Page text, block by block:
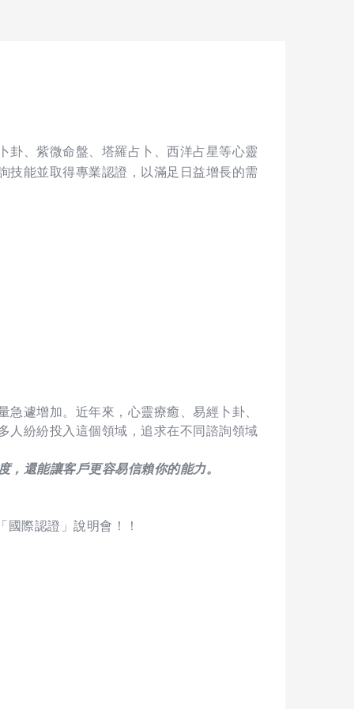
卦、紫微命盤、塔羅占卜、西洋占星等心靈
技能並取得專業認證，以滿足日益增長的需
遽增加。近年來，心靈療癒、易經卜卦、
人紛紛投入這個領域，追求在不同諮詢領域
還能讓客戶更容易信賴你的能力。
際認證」說明會！！